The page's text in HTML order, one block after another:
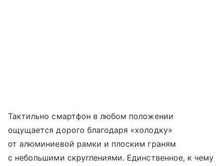
Тактильно смартфон в любом положении
ощущается дорого благодаря «холодку»
от алюминиевой рамки и плоским граням
с небольшими скруглениями. Единственное, к чему